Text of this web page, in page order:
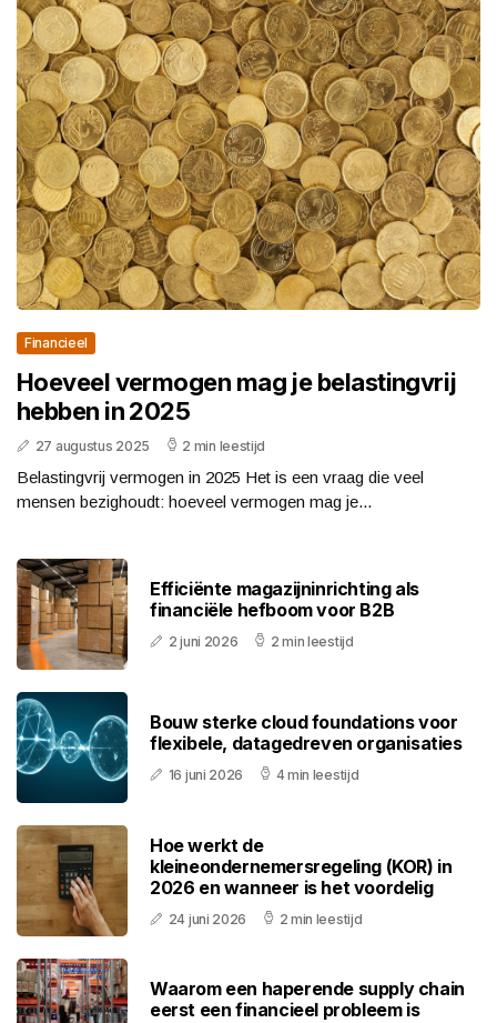
Financieel
Hoeveel vermogen mag je belastingvrij
hebben in 2025
27 augustus 2025 2 min leestijd
Belastingvrij vermogen in 2025 Het is een vraag die veel
mensen bezighoudt: hoeveel vermogen mag je...
Efficiënte magazijninrichting als
financiële hefboom voor B2B
2 juni 2026 2 min leestijd
Bouw sterke cloud foundations voor
flexibele, datagedreven organisaties
16 juni 2026 4 min leestijd
Hoe werkt de
kleineondernemersregeling (KOR) in
2026 en wanneer is het voordelig
24 juni 2026 2 min leestijd
Waarom een haperende supply chain
eerst een financieel probleem is